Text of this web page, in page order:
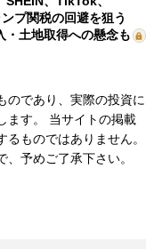
プ関税の回避を狙う
・土地取得への懸念も
のであり、実際の投資に
ます。 当サイトの掲載
ものではありません。
予めご了承下さい。